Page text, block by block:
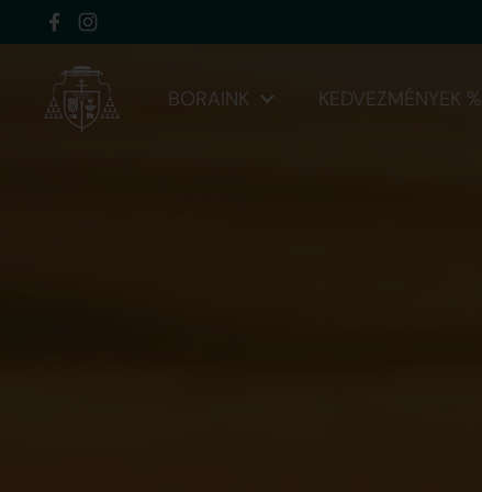
Ugrás a tartalomhoz
FacebookInstagram
BORAINK KEDVEZMÉNYEK %